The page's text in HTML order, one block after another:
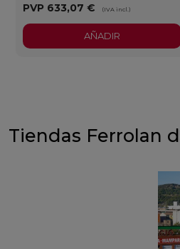
PVP 633,07 € (IVA incl.)
AÑADIR
Tiendas Ferrolan